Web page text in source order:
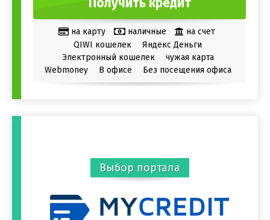
на карту наличные
на счет
QIWI кошелек
Яндекс Деньги
Электронный кошелек
чужая карта
Webmoney
В офисе Без посещения офиса
Выбор портала